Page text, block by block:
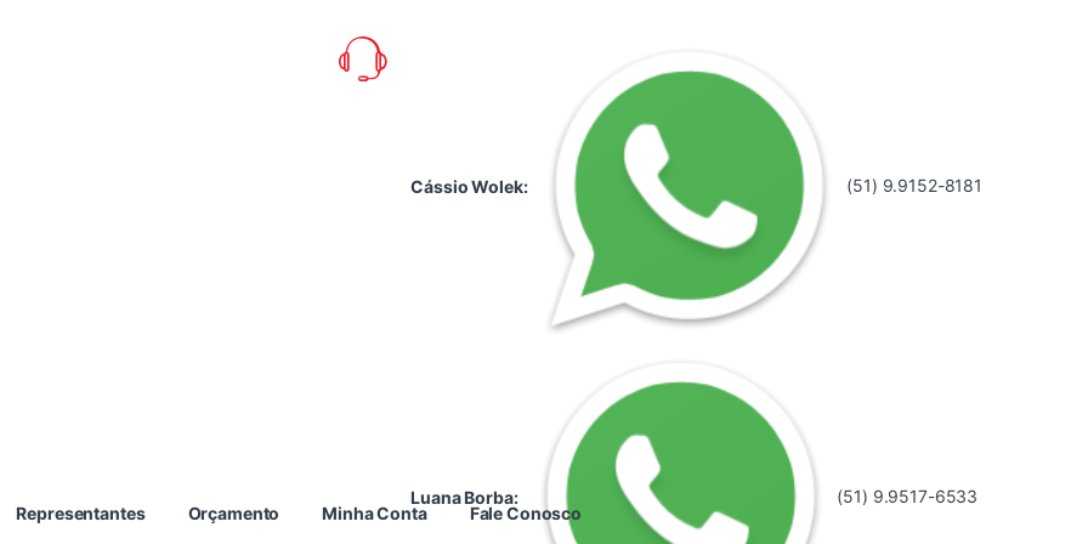
Representantes Orçamento Minha Conta Fale Conosco
Cássio Wolek: (51) 9.9152-8181
Luana Borba: (51) 9.9517-6533